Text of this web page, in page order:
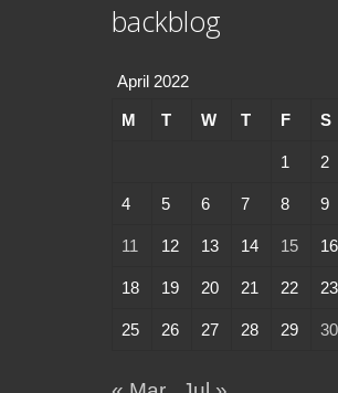
backblog
April 2022
M T W T F S
1 2
4 5 6 7 8 9
11 12 13 14 15 16
18 19 20 21 22 23
25 26 27 28 29 30